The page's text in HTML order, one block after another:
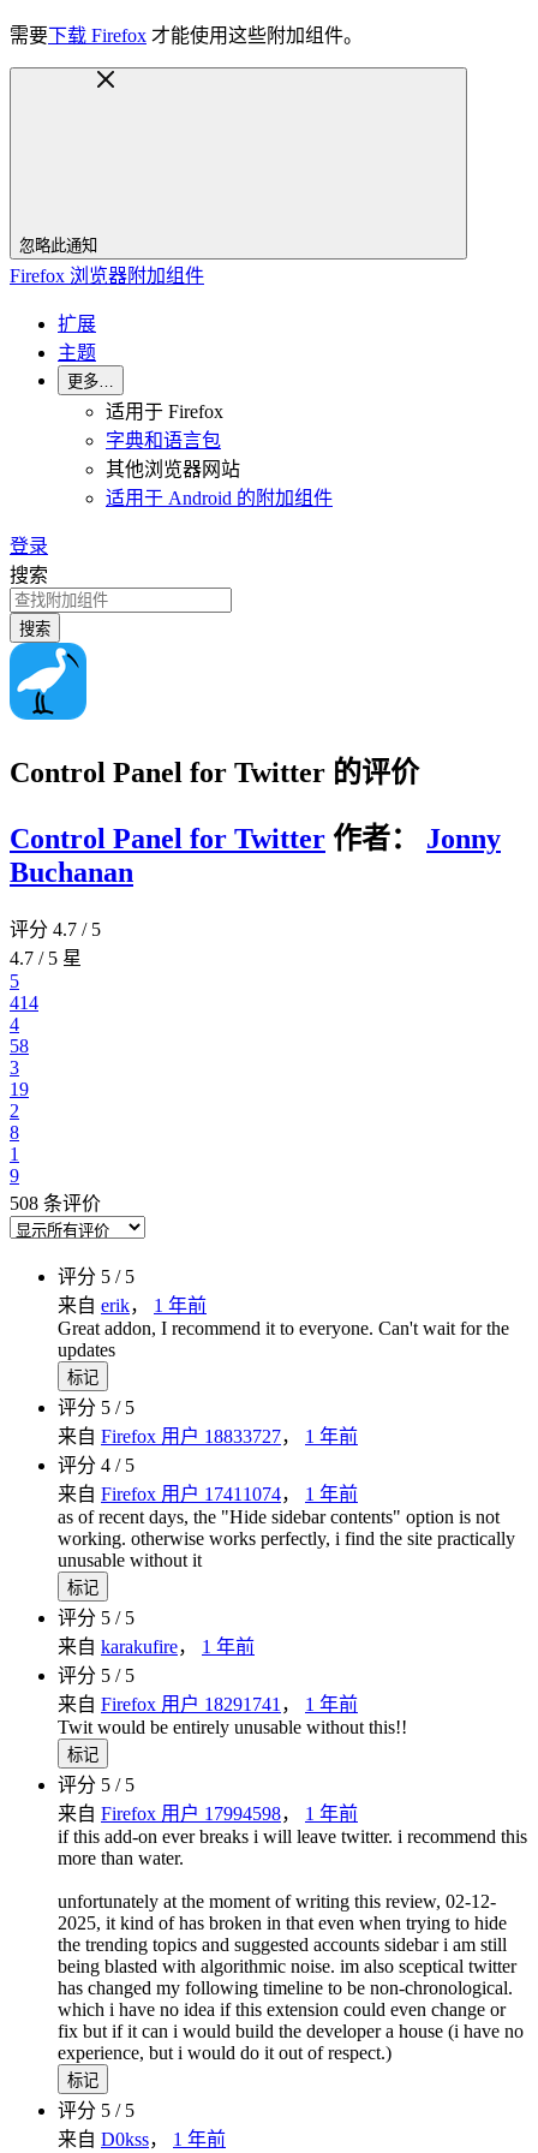
需要下载 Firefox 才能使用这些附加组件。
忽略此通知
Firefox 浏览器附加组件
扩展
主题
更多…
适用于 Firefox
字典和语言包
其他浏览器网站
适用于 Android 的附加组件
登录
搜索
搜索
Control Panel for Twitter 的评价
Control Panel for Twitter 作者：
Jonny
Buchanan
评分 4.7 / 5
4.7 / 5 星
5
414
4
58
3
19
2
8
1
9
508 条评价
评分 5 / 5
来自 erik， 1 年前
Great addon, I recommend it to everyone. Can't wait for the
updates
标记
评分 5 / 5
来自 Firefox 用户 18833727， 1 年前
评分 4 / 5
来自 Firefox 用户 17411074， 1 年前
as of recent days, the "Hide sidebar contents" option is not
working. otherwise works perfectly, i find the site practically
unusable without it
标记
评分 5 / 5
来自 karakufire， 1 年前
评分 5 / 5
来自 Firefox 用户 18291741 ， 1 年前
Twit would be entirely unusable without this!!
标记
评分 5 / 5
来自 Firefox 用户 17994598， 1 年前
if this add-on ever breaks i will leave twitter. i recommend this
more than water.
unfortunately at the moment of writing this review, 02-12-
2025, it kind of has broken in that even when trying to hide
the trending topics and suggested accounts sidebar i am still
being blasted with algorithmic noise. im also sceptical twitter
has changed my following timeline to be non-chronological.
which i have no idea if this extension could even change or
fix but if it can i would build the developer a house (i have no
experience, but i would do it out of respect.)
标记
评分 5 / 5
来自 D0kss， 1 年前